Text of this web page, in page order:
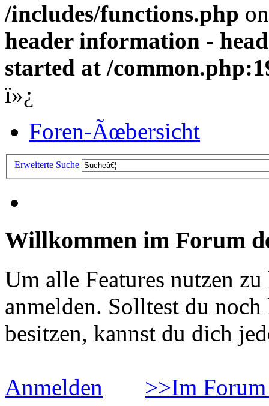
/includes/functions.php
header information -
started at /
ï»¿
Foren-Ãœbersicht
Erweiterte Suche
Willkommen im Forum
Um alle Features nutzen
anmelden. Solltest du
besitzen, kannst du dich
Anmelden >>Im